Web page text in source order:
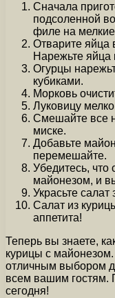
Сначала
подсоленной
филе на мелкие
Отварите яйца
Нарежьте яйца
Огурцы
кубиками.
Морковь
Луковицу
Смешайте все
миске.
Добавьте
перемешайте.
Убедитесь, что
майонезом, и
Украсьте
Салат из
аппетита!
Теперь вы знаете,
курицы с
отличным выбором
всем вашим гостям.
сегодня!